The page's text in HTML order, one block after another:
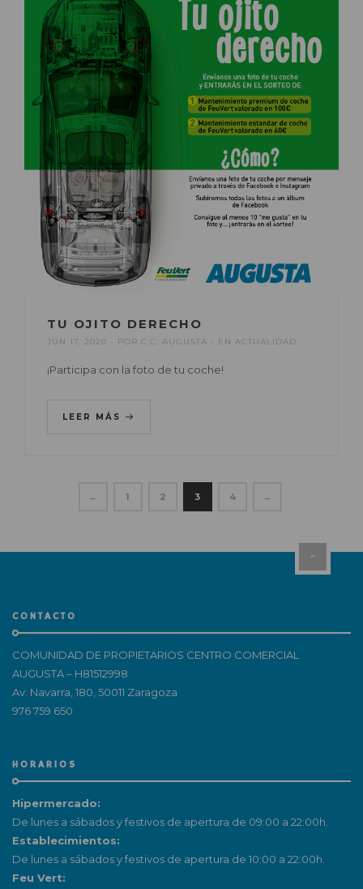
TU OJITO DERECHO
JUN 17, 2020 POR C.C. AUGUSTA EN ACTUALIDAD
¡Participa con la foto de tu coche!
LEER MÁS
← 1 2 3 4 →
CONTACTO
COMUNIDAD DE PROPIETARIOS CENTRO COMERCIAL
AUGUSTA – H81512998
Av. Navarra, 180, 50011 Zaragoza
976 759 650
HORARIOS
Hipermercado:
De lunes a sábados y festivos de apertura de 09:00 a 22:00h.
Establecimientos:
De lunes a sábados y festivos de apertura de 10:00 a 22:00h.
Feu Vert: